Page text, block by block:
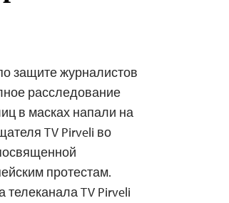
защите журналистов
расследование
в масках напали на
TV Pirveli во
протестам.
TV Pirveli